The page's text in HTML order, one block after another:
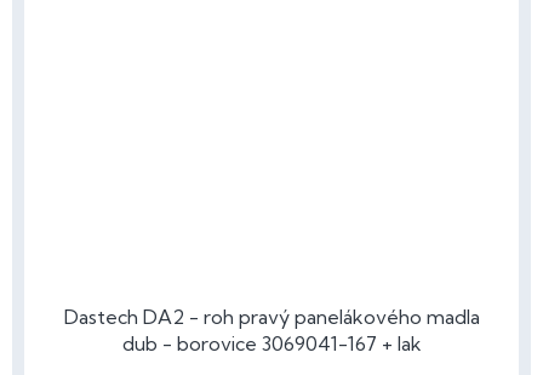
Dastech DA2 - roh pravý panelákového madla
dub - borovice 3069041-167 + lak